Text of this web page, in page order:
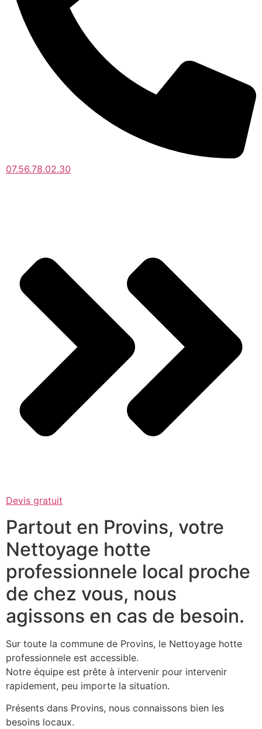
07.56.78.02.30
Devis gratuit
Partout en Provins, votre
Nettoyage hotte
professionnele local proche
de chez vous, nous
agissons en cas de besoin.
Sur toute la commune de Provins, le Nettoyage hotte
professionnele est accessible.
Notre équipe est prête à intervenir pour intervenir
rapidement, peu importe la situation.
Présents dans Provins, nous connaissons bien les
besoins locaux.